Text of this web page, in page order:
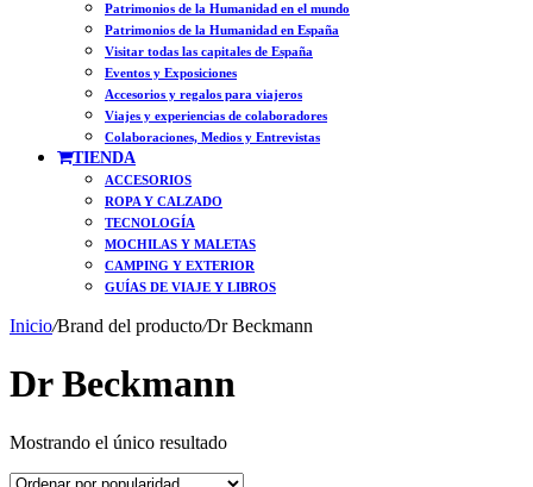
Patrimonios de la Humanidad en el mundo
Patrimonios de la Humanidad en España
Visitar todas las capitales de España
Eventos y Exposiciones
Accesorios y regalos para viajeros
Viajes y experiencias de colaboradores
Colaboraciones, Medios y Entrevistas
TIENDA
ACCESORIOS
ROPA Y CALZADO
TECNOLOGÍA
MOCHILAS Y MALETAS
CAMPING Y EXTERIOR
GUÍAS DE VIAJE Y LIBROS
Inicio/Brand del producto/Dr Beckmann
Dr Beckmann
Mostrando el único resultado